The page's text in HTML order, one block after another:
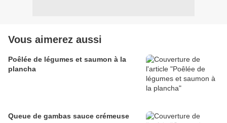
Vous aimerez aussi
Poêlée de légumes et saumon à la
plancha
Queue de gambas sauce crémeuse